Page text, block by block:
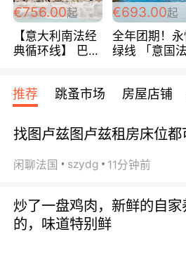
€756.00起
【意大利南法经
典循环线】 巴黎
宾馆 108欧/天起
全程756欧/位
€693.00起
全年团期！永
绿线 「意国法
欧/天起 ~包
推荐 跳蚤市场 房屋店铺
找图卢兹图卢兹租房床位都
闲聊法国 szydg 11分钟前
炒了一盘鸡肉，新鲜的自家
的，味道特别鲜